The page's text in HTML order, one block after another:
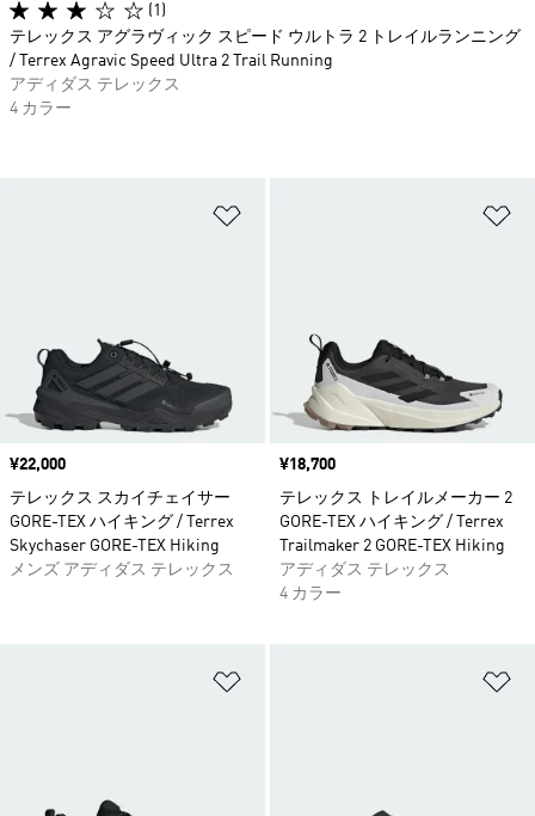
価格
¥22,000
テレックス スカイチェイサー
GORE-TEX ハイキング / Terrex
Skychaser GORE-TEX Hiking
メンズ アディダス テレックス
価格
¥18,700
テレックス トレイルメーカー 2
GORE-TEX ハイキング / Terrex
Trailmaker 2 GORE-TEX Hiking
アディダス テレックス
4 カラー
(1)
テレックス アグラヴィック スピード ウルトラ 2 トレイルランニング
/ Terrex Agravic Speed Ultra 2 Trail Running
アディダス テレックス
4 カラー